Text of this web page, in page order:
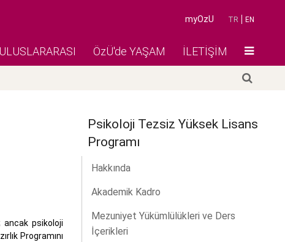
TR EN
myOzU
ULUSLARARASI ÖzÜ'de YAŞAM İLETİŞİM
ancak psikoloji
Programını
Psikoloji Tezsiz Yüksek Lisans
Programı
Hakkında
Akademik Kadro
Mezuniyet Yükümlülükleri ve Ders
İçerikleri